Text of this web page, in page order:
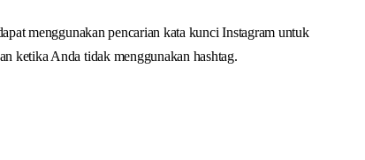
menggunakan pencarian kata kunci Instagram untuk
ketika Anda tidak menggunakan hashtag.